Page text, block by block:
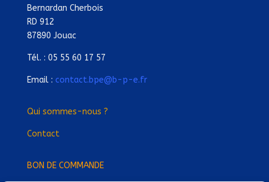
Bernardan Cherbois
RD 912
87890 Jouac
Tél. : 05 55 60 17 57
Email : contact.bpe@b-p-e.fr
Qui sommes-nous ?
Contact
BON DE COMMANDE